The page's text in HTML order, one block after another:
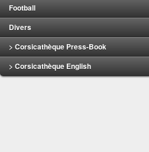
Football
Divers
> Corsicathèque Press-Book
> Corsicathèque English